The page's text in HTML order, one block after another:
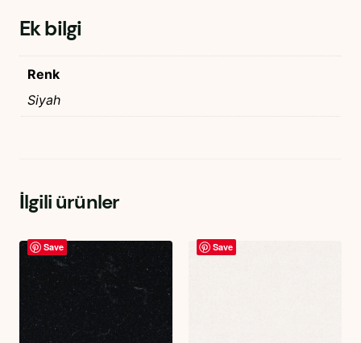
Ek bilgi
Renk
Siyah
İlgili ürünler
Save Save